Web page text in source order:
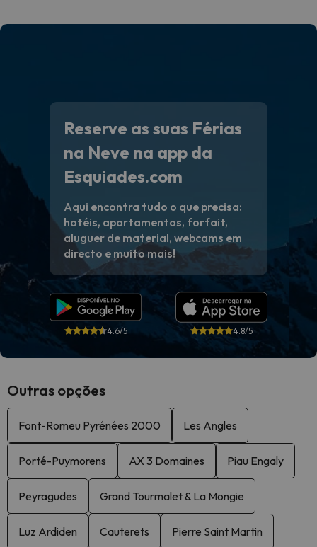
Reserve as suas Férias
na Neve na app da
Esquiades.com
Aqui encontra tudo o que precisa:
hotéis, apartamentos, forfait,
aluguer de material, webcams em
directo e muito mais!
4.6/5 4.8/5
Outras opções
Font-Romeu Pyrénées 2000 Les Angles
Porté-Puymorens AX 3 Domaines Piau Engaly
Peyragudes Grand Tourmalet & La Mongie
Luz Ardiden Cauterets Pierre Saint Martin